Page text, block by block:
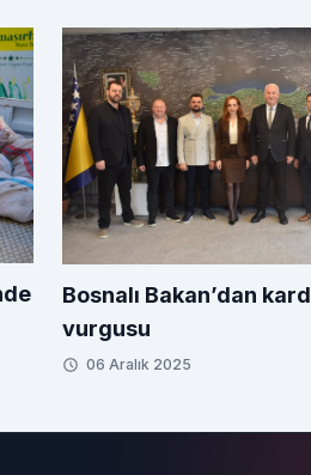
Bosnalı Bakan’dan
vurgusu
06 Aralık 2025